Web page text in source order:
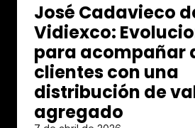
José Cadavieco
Vidiexco:
para acompañar
clientes con una
distribución de
agregado